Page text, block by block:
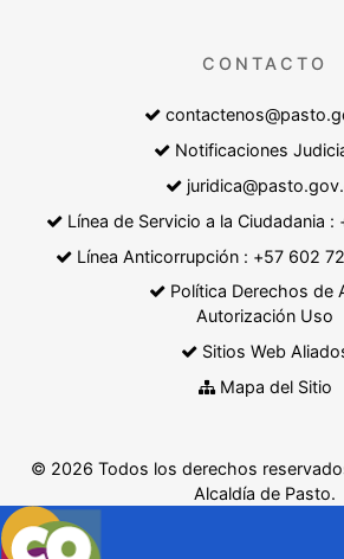
CONTACTO
Notificaciones
Línea de Servicio a la Ciudadania
Línea Anticorrupción : +57 602
Política Derechos de
Autorización Uso
Sitios Web
Mapa del Sitio
© 2026 Todos los derechos
Alcaldía de Pasto.